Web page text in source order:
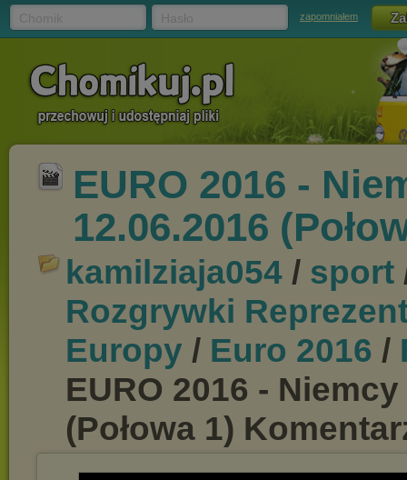
zapomniałem
EURO 2016 -
12.06.2016
kamilziaja054 / sport
Rozgrywki
Europy / Euro 2016 /
EURO 2016 -
(Połowa 1)